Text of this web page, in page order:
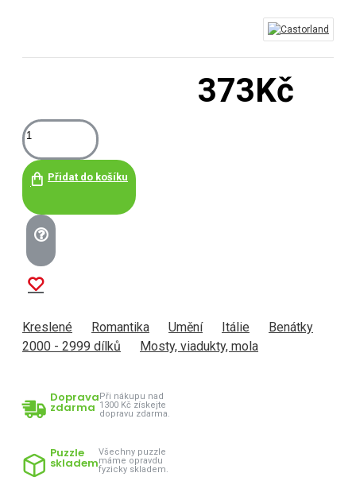
373Kč
Přidat do košíku
Kreslené Romantika Umění Itálie
Benátky
2000 - 2999 dílků
Mosty, viadukty, mola
Doprava
zdarma
Při nákupu nad
1300 Kč získejte
dopravu zdarma.
Puzzle
skladem
Všechny puzzle
máme opravdu
fyzicky skladem.